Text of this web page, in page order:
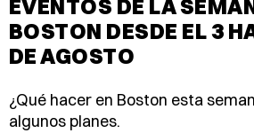
EVENTOS DE LA
BOSTON DESDE EL 3
DE AGOSTO
¿Qué hacer en Boston esta
algunos planes.